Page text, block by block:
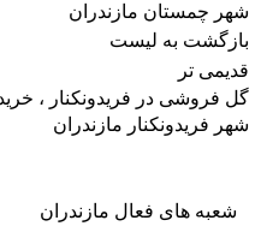
شهر چمستان مازندران
بازگشت به لیست
قدیمی تر
گل فروشی در فریدونکنار ،
شهر فریدونکنار مازندران
شعبه های فعال مازندران